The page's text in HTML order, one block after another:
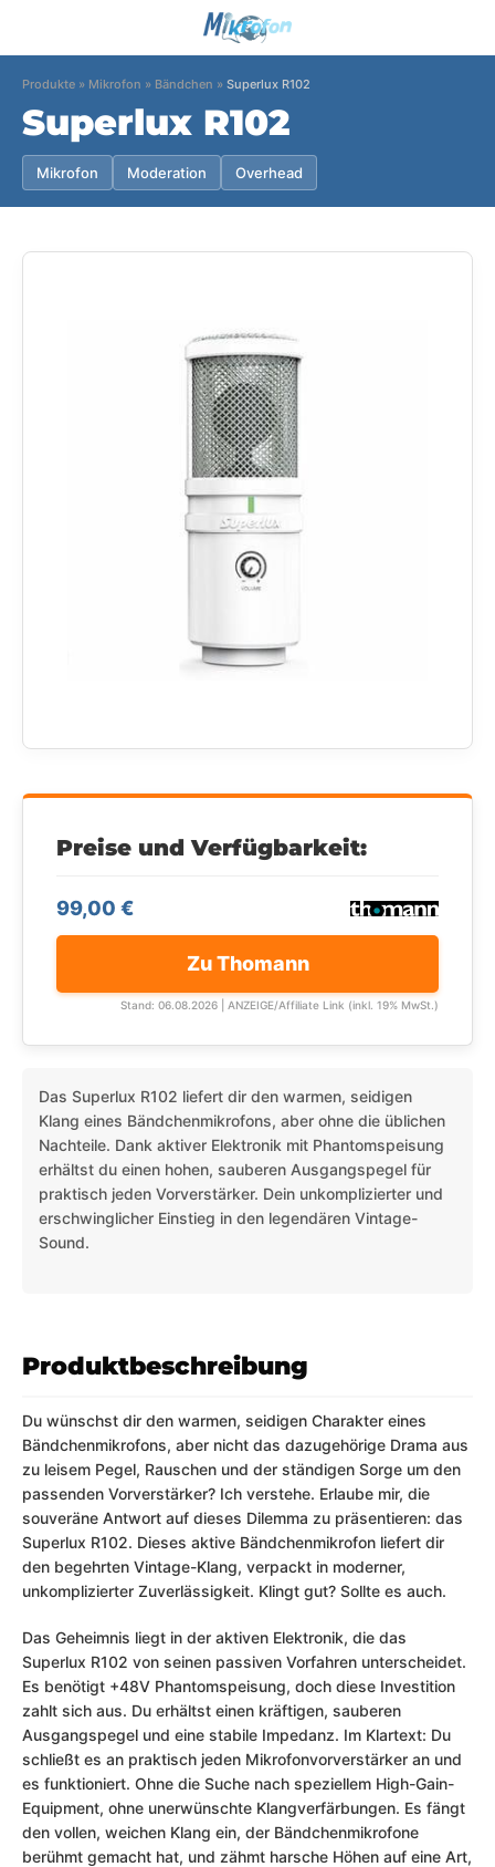
Produkte » Mikrofon » Bändchen » Superlux R102
Superlux R102
Mikrofon Moderation Overhead
Preise und Verfügbarkeit:
99,00 €
Zu Thomann
Stand: 06.08.2026 | ANZEIGE/Affiliate Link (inkl. 19% MwSt.)
Das Superlux R102 liefert dir den warmen, seidigen
Klang eines Bändchenmikrofons, aber ohne die üblichen
Nachteile. Dank aktiver Elektronik mit Phantomspeisung
erhältst du einen hohen, sauberen Ausgangspegel für
praktisch jeden Vorverstärker. Dein unkomplizierter und
erschwinglicher Einstieg in den legendären Vintage-
Sound.
Produktbeschreibung
Du wünschst dir den warmen, seidigen Charakter eines
Bändchenmikrofons, aber nicht das dazugehörige Drama aus
zu leisem Pegel, Rauschen und der ständigen Sorge um den
passenden Vorverstärker? Ich verstehe. Erlaube mir, die
souveräne Antwort auf dieses Dilemma zu präsentieren: das
Superlux R102. Dieses aktive Bändchenmikrofon liefert dir
den begehrten Vintage-Klang, verpackt in moderner,
unkomplizierter Zuverlässigkeit. Klingt gut? Sollte es auch.
Das Geheimnis liegt in der aktiven Elektronik, die das
Superlux R102 von seinen passiven Vorfahren unterscheidet.
Es benötigt +48V Phantomspeisung, doch diese Investition
zahlt sich aus. Du erhältst einen kräftigen, sauberen
Ausgangspegel und eine stabile Impedanz. Im Klartext: Du
schließt es an praktisch jeden Mikrofonvorverstärker an und
es funktioniert. Ohne die Suche nach speziellem High-Gain-
Equipment, ohne unerwünschte Klangverfärbungen. Es fängt
den vollen, weichen Klang ein, der Bändchenmikrofone
berühmt gemacht hat, und zähmt harsche Höhen auf eine Art,